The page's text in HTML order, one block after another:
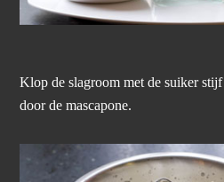
Klop de slagroom met de suiker
door de mascapone.